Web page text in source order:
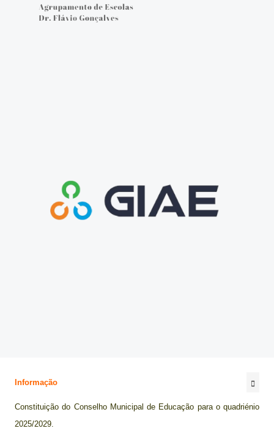
Cartão do aluno
Podcasts
Docentes
Não Docentes
Informação
Constituição do Conselho Municipal de Educação para o quadriénio
2025/2029.